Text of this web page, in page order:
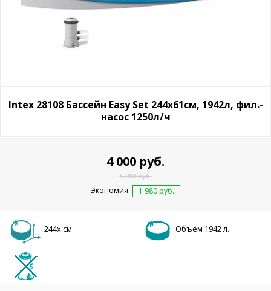
Intex 28108 Бассейн Easy Set 244х61см, 1942л, фил.-
насос 1250л/ч
4 000 руб.
5 980 руб.
Экономия: 1 980 руб.
244х см Объём 1942 л.